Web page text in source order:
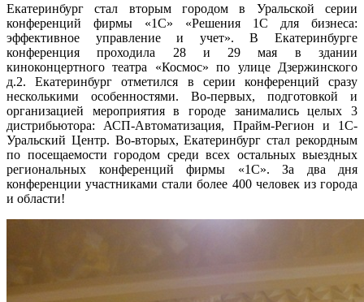
Екатеринбург стал вторым городом в Уральской серии
конференций фирмы «1С» «Решения 1С для бизнеса:
эффективное управление и учет». В Екатеринбурге
конференция проходила 28 и 29 мая в здании
киноконцертного театра «Космос» по улице Дзержинского
д.2. Екатеринбург отметился в серии конференций сразу
несколькими особенностями. Во-первых, подготовкой и
организацией мероприятия в городе занимались целых 3
дистрибьютора: АСП-Автоматизация, Прайм-Регион и 1С-
Уральский Центр. Во-вторых, Екатеринбург стал рекордным
по посещаемости городом среди всех остальных выездных
региональных конференций фирмы «1С». За два дня
конференции участниками стали более 400 человек из города
и области!